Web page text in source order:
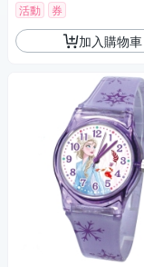
活動 券
加入購物車